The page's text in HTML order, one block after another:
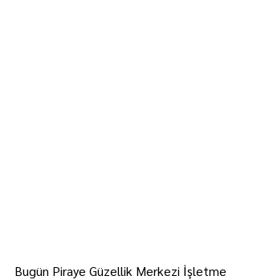
Bugün Piraye Güzellik Merkezi İşletme